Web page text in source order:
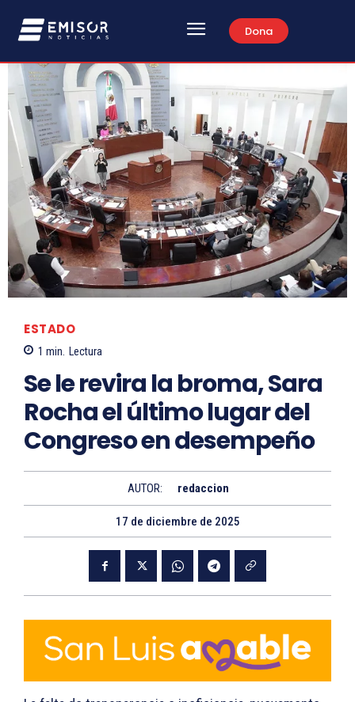
Dona
ESTADO
1 min. Lectura
Se le revira la broma, Sara
Rocha el último lugar del
Congreso en desempeño
AUTOR: redaccion
17 de diciembre de 2025